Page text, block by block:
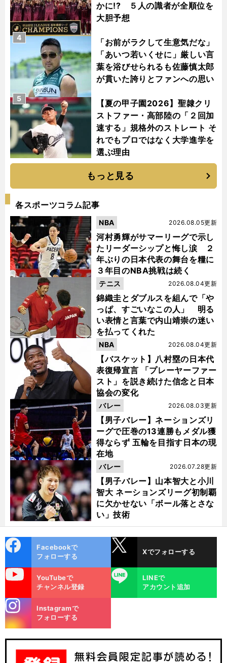
かに!? ５人の識者が全順位を
大胆予想
「お前がラクして生意気だな」
「あいつ若いくせに」厳しい言
葉を浴びせられるも佐藤慎太郎
が貫いた誇りとファンへの思い
4
【夏の甲子園2026】聖隷クリ
ストファー・高部陸の「２回加
速する」規格外のストレート そ
れでもプロではなく大学進学を
選ぶ理由
5
もっと見る
各スポーツコラム記事
河村勇輝がサマーリーグで示し
たリーダーシップと悔し涙 ２
年ぶりの日本代表の舞台を糧に
３年目のNBA挑戦は続く
2026.08.05更新
NBA
錦織圭とダブルスを組んで「や
っぱ、すごいなこの人」 明る
い表情と言葉で内山靖崇の迷い
を払ってくれた
2026.08.04更新
テニス
【バスケット】八村塁の日本代
表復帰宣言 「プレーヤーファー
スト」を説き続けた信念と日本
協会の変化
2026.08.04更新
NBA
【男子バレー】ネーションズリ
ーグで圧巻の13連勝もメダル獲
得ならず 五輪を目指す日本の現
在地
2026.08.03更新
バレー
【男子バレー】山本智大と小川
智大 ネーションズリーグ初制覇
に欠かせない「ボール落とさな
い」技術
2026.07.28更新
バレー
ok
Facebookで
フォローする
Xでフォローする
YouTubeで
チャンネル登録
LINE
LINEで
アカウント追加
m
Instagramで
フォローする